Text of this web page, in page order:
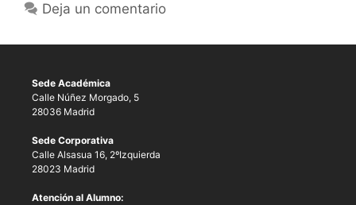
Deja un comentario
Sede Académica
Calle Núñez Morgado, 5
28036 Madrid
Sede Corporativa
Calle Alsasua 16, 2ºIzquierda
28023 Madrid
Atención al Alumno: